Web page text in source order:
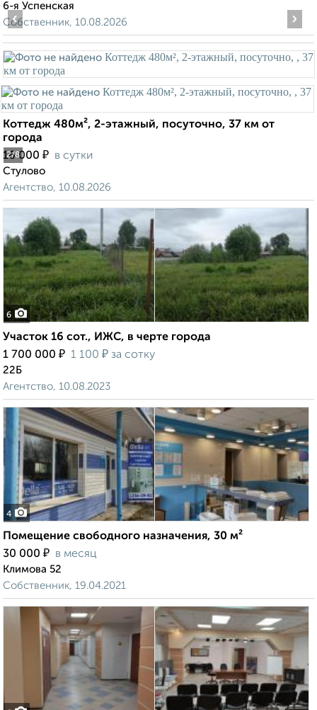
6-я Успенская
Собственник, 10.08.2026
2/8
‹ ›
Коттедж 480м², 2-этажный, посуточно, 37 км от
города
16 000 ₽ в сутки
Стулово
Агентство, 10.08.2026
6
Участок 16 сот., ИЖС, в черте города
1 700 000 ₽ 1 100 ₽ за сотку
22Б
Агентство, 10.08.2023
4
Помещение свободного назначения, 30 м²
30 000 ₽ в месяц
Климова 52
Собственник, 19.04.2021